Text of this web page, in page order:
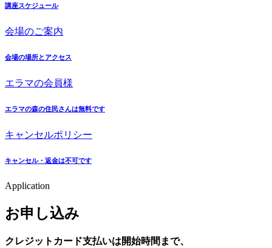
講座スケジュール
会場のご案内
会場の場所とアクセス
エラマの会員様
エラマの森の住民さんは無料です
キャンセルポリシー
キャンセル・返金は不可です
Application
お申し込み
クレジットカード支払いは開始時間まで、